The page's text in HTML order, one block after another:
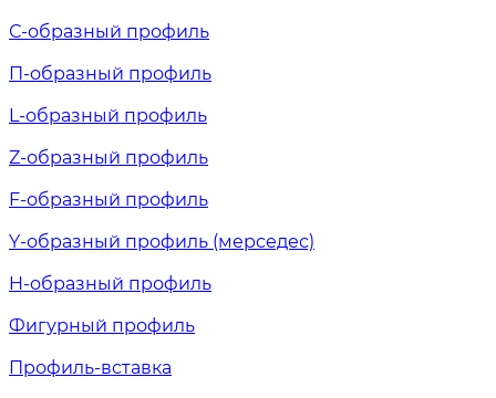
С-образный профиль
П-образный профиль
L-образный профиль
Z-образный профиль
F-образный профиль
Y-образный профиль (мерседес)
H-образный профиль
Фигурный профиль
Профиль-вставка